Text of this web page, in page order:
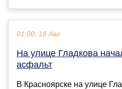
01:00, 18 Авг
На улице Гладкова
асфальт
В Красноярске на улице